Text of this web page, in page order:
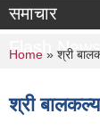
समाचार
Flash News
You
Home » श्री
श्री